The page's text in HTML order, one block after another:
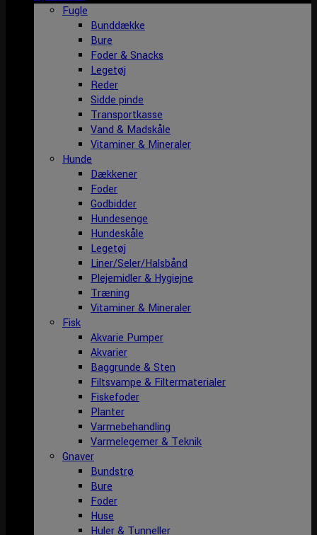
Fugle
Bunddække
Bure
Foder & Snacks
Legetøj
Reder
Sidde pinde
Transportkasse
Vand & Madskåle
Vitaminer & Mineraler
Hunde
Dækkener
Foder
Godbidder
Hundesenge
Hundeskåle
Legetøj
Liner/Seler/Halsbånd
Plejemidler & Hygiejne
Træning
Vitaminer & Mineraler
Fisk
Akvarie Pumper
Akvarier
Baggrunde & Sten
Filtsvampe & Filtermaterialer
Fiskefoder
Planter
Varmebehandling
Varmelegemer & Teknik
Gnaver
Bundstrø
Bure
Foder
Huse
Huler & Tunneller